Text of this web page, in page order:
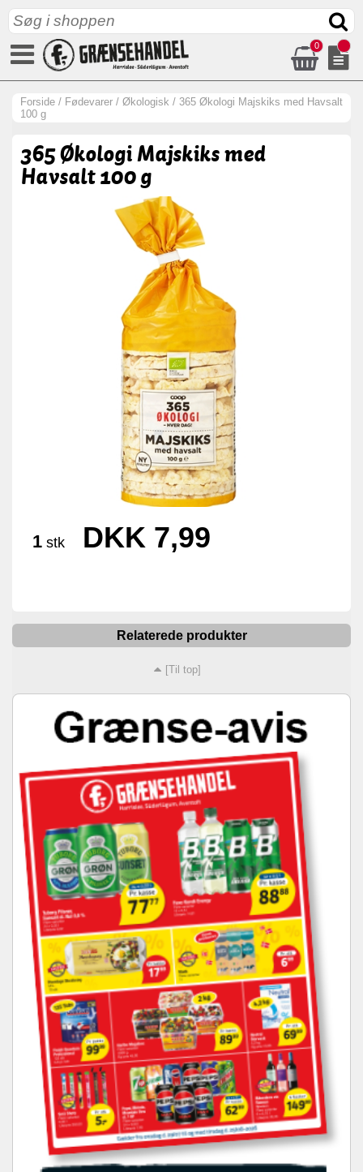
0
Forside / Fødevarer / Økologisk / 365 Økologi Majskiks med Havsalt
100 g
365 Økologi Majskiks med
Havsalt 100 g
1 stk DKK 7,99
Relaterede produkter
[Til top]